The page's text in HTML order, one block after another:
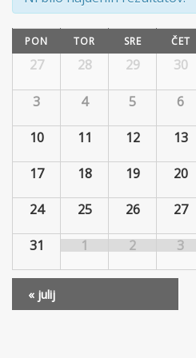
Calendar
of
Calendar
Dogodki
PON TOR SRE ČET
27 28 29 30
3 4 5 6
10 11 12 13
17 18 19 20
24 25 26 27
31 1 2 3
« julij